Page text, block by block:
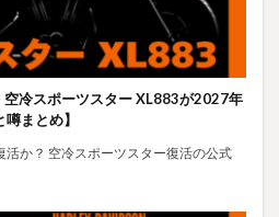
空冷スポーツスター XL883が2027年
まとめ】
か？ 空冷スポーツスター復活の公式